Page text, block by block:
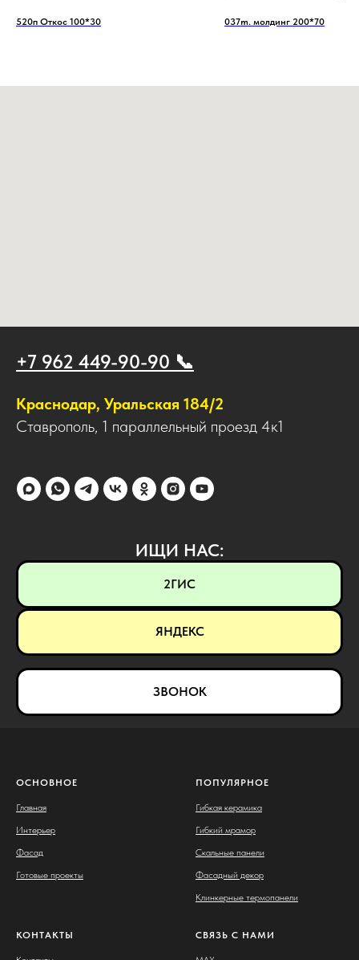
520п Откос 100*30 037m. молдинг 200*70
+7 962 449-90-90 📞
Краснодар, Уральская 184/2
Ставрополь, 1 параллельный проезд 4к1
ИЩИ НАС:
2ГИС
ЯНДЕКС
ЗВОНОК
ОСНОВНОЕ
Главная
Интерьер
Фасад
Готовые проекты
ПОПУЛЯРНОЕ
Гибкая керамика
Гибкий мрамор
Скальные панели
Фасадный декор
Клинкерные термопанели
КОНТАКТЫ СВЯЗЬ С НАМИ